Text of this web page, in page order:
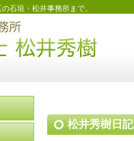
石垣・松井事務所まで。
松井秀樹日記